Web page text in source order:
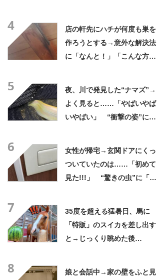
4
店の軒先にハチが何度も巣を
作ろうとする→意外な解決法
に「なんと！」「こんな方法
5
夜、川で発見した“ナマズ”→
よく見ると……「やばいやば
いやばい」 “衝撃の姿”に
6
女性が帰宅→玄関ドアにくっ
ついていたのは……「初めて
見た!!!」 “驚きの虫”に「良
7
35度を超える猛暑日、馬に
「特販」のスイカを差し出す
と→じっくり眺めた後
8
娘と会話中→家の壁をふと見